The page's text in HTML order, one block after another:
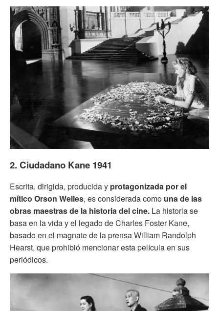
2. Ciudadano Kane 1941
Escrita, dirigida, producida y protagonizada por el
mítico Orson Welles, es considerada como una de las
obras maestras de la historia del cine. La historia se
basa en la vida y el legado de Charles Foster Kane,
basado en el magnate de la prensa William Randolph
Hearst, que prohibió mencionar esta película en sus
periódicos.